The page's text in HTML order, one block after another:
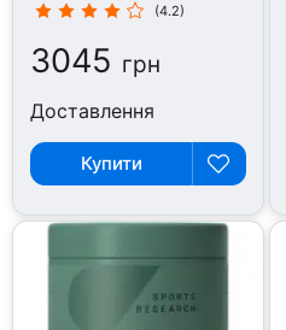
(4.2)
3045 грн
Доставлення
Купити